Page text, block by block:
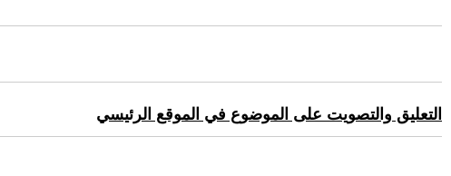
التعليق والتصويت على الموضوع في الموقع الرئيسي